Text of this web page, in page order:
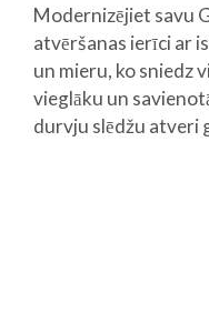
Modernizējiet savu
atvēršanas ierīci ar
un mieru, ko sniedz
vieglāku un
durvju slēdžu atveri